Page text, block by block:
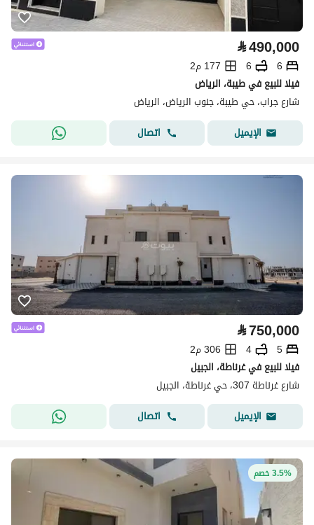
⃁490,000
6
6
177 م2
فيلا للبيع في طيبة، الرياض
شارع جراب، حي طيبة، جنوب الرياض، الرياض
الإيميل
اتصال
⃁750,000
5
4
306 م2
فيلا للبيع في غرناطة، الجبيل
شارع غرناطة 307، حي غرناطة، الجبيل
الإيميل
اتصال
3.5% خصم